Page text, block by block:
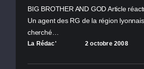
BIG BROTHER AND GOD Article
Un agent des RG de la région
cherché…
La Rédac' 2 octobre 2008